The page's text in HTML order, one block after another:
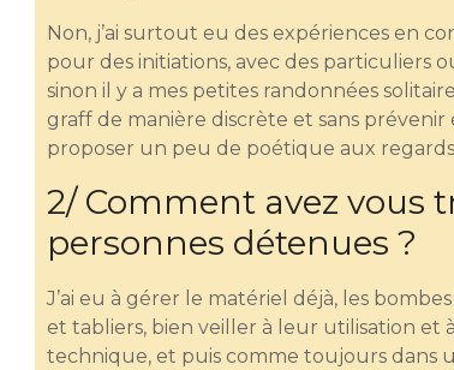
Non, j’ai surtout eu des expériences en
pour des initiations, avec des particuliers
sinon il y a mes petites randonnées
graff de manière discrète et sans
proposer un peu de poétique aux regards
2/ Comment avez vous
personnes détenues ?
J’ai eu à gérer le matériel déjà, les
et tabliers, bien veiller à leur utilisation et
technique, et puis comme toujours dans